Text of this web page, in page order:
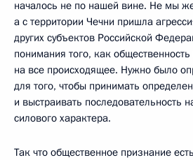
началось не по нашей вине. Не мы
а с территории Чечни пришла
других субъектов Российской
понимания того, как общественность
на все происходящее. Нужно было
для того, чтобы принимать
и выстраивать последовательность
силового характера.
Так что общественное признание